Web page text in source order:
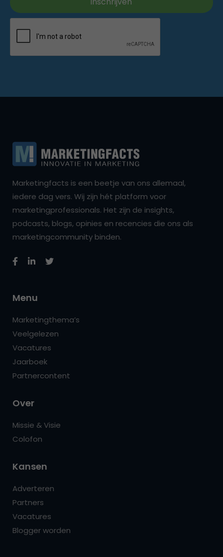
Marketingfacts is een beetje van ons allemaal,
iedere dag vers. Wij zijn hét platform voor
marketingprofessionals. Het zijn de insights,
podcasts, blogs, opinies en recencies die ons als
marketingcommunity binden.
Menu
Marketingthema’s
Veelgelezen
Vacatures
Jaarboek
Partnercontent
Over
Missie & Visie
Colofon
Kansen
Adverteren
Partners
Vacatures
Blogger worden